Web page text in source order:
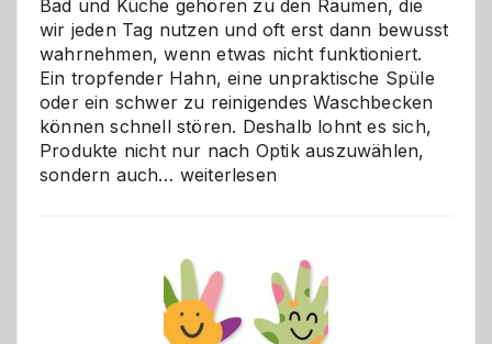
Bad und Küche gehören zu den Räumen, die
wir jeden Tag nutzen und oft erst dann bewusst
wahrnehmen, wenn etwas nicht funktioniert.
Ein tropfender Hahn, eine unpraktische Spüle
oder ein schwer zu reinigendes Waschbecken
können schnell stören. Deshalb lohnt es sich,
Produkte nicht nur nach Optik auszuwählen,
sondern auch… Bad
besser
verstehen
weiterlesen